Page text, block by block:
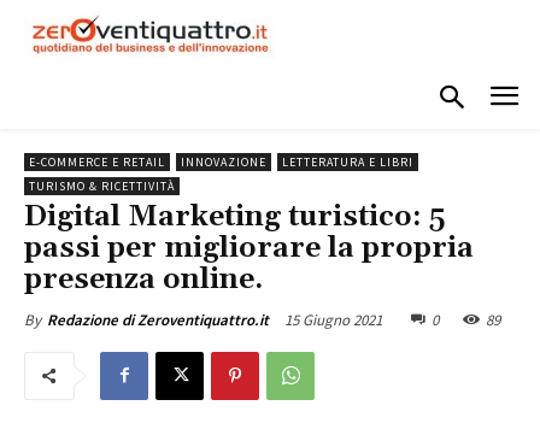
E-COMMERCE E RETAIL INNOVAZIONE
LETTERATURA E LIBRI
TURISMO & RICETTIVITÀ
Digital Marketing turistico: 5
passi per migliorare la propria
presenza online.
By Redazione di Zeroventiquattro.it 15 Giugno 2021 0 89